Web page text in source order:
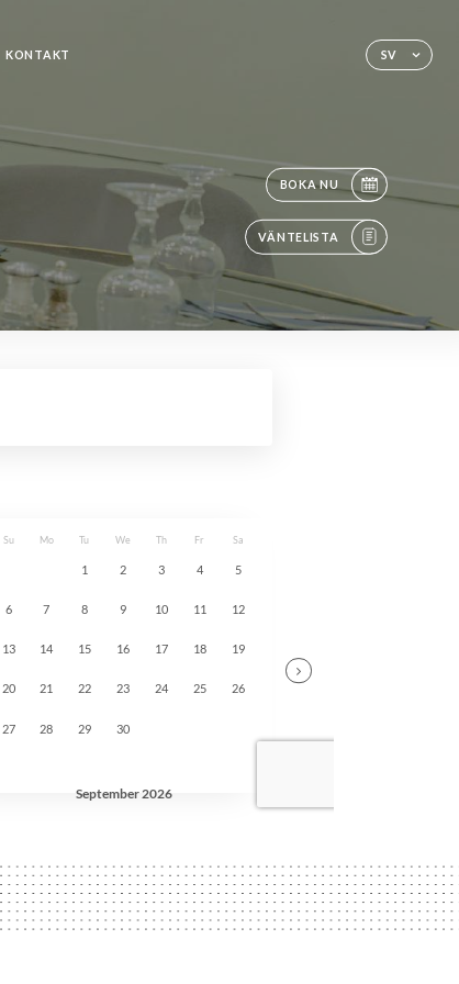
SV
KONTAKT
BOKA NU
VÄNTELISTA